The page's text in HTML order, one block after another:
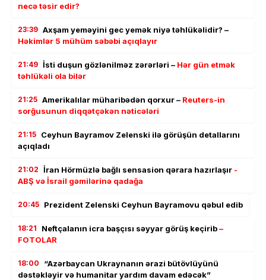
necə təsir edir?
23:39 Axşam yeməyini gec yemək niyə təhlükəlidir? –
Həkimlər 5 mühüm səbəbi açıqlayır
21:49 İsti duşun gözlənilməz zərərləri – Hər gün etmək
təhlükəli ola bilər
21:25 Amerikalılar müharibədən qorxur – Reuters-in
sorğusunun diqqətçəkən nəticələri
21:15 Ceyhun Bayramov Zelenski ilə görüşün detallarını
açıqladı
21:02 İran Hörmüzlə bağlı sensasion qərara hazırlaşır -
ABŞ və İsrail gəmilərinə qadağa
20:45 Prezident Zelenski Ceyhun Bayramovu qəbul edib
18:21 Neftçalanın icra başçısı səyyar görüş keçirib–
FOTOLAR
18:00
“Azərbaycan Ukraynanın ərazi bütövlüyünü
dəstəkləyir və humanitar yardım davam edəcək”